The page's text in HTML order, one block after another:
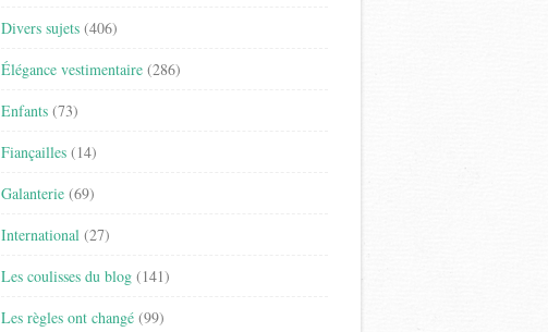
Divers sujets (406)
Élégance vestimentaire (286)
Enfants (73)
Fiançailles (14)
Galanterie (69)
International (27)
Les coulisses du blog (141)
Les règles ont changé (99)